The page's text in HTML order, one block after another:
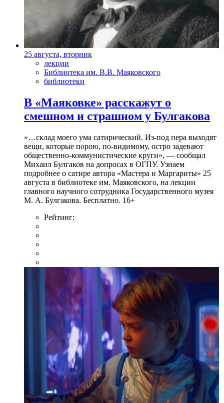
25 августа, вторник
лекции
Библиотека им. В.В. Маяковского
библиотеки
В «Маяковке» расскажут о
смешном и страшном у Булгакова
»…склад моего ума сатирический. Из-под пера выходят
вещи, которые порою, по-видимому, остро задевают
общественно-коммунистические круги», — сообщал
Михаил Булгаков на допросах в ОГПУ. Узнаем
подробнее о сатире автора «Мастера и Маргариты» 25
августа в библиотеке им. Маяковского, на лекции
главного научного сотрудника Государственного музея
М. А. Булгакова. Бесплатно. 16+
Рейтинг: